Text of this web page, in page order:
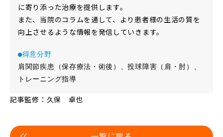
に寄り添った治療を提供します。
また、当院のコラムを通して、より患者様の生活の質を
向上させるような情報を発信していきます。
●得意分野
肩関節疾患（保存療法・術後）、投球障害（肩・肘）、
トレーニング指導
記事監修：久保 卓也